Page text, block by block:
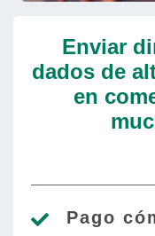
Enviar
dados de
en
Pago